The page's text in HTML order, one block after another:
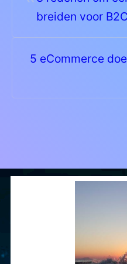
breiden voor
5 eCommerce